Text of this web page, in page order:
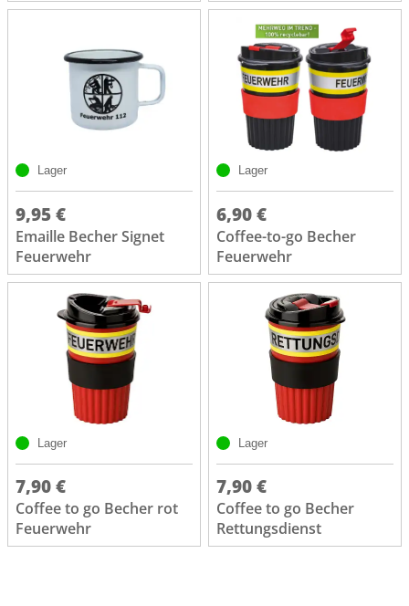
Lager
9,95 €
Emaille Becher Signet
Feuerwehr
Lager
6,90 €
Coffee-to-go Becher
Feuerwehr
Lager
7,90 €
Coffee to go Becher rot
Feuerwehr
Lager
7,90 €
Coffee to go Becher
Rettungsdienst